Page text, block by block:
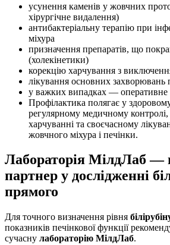
усунення каменів у жовчних
хірургічне видалення)
антибактеріальну терапію при
міхура
призначення препаратів, що
(холекінетики)
корекцію харчування з
лікування основних захворювань
у важких випадках — оперативне
Профілактика полягає у
регулярному медичному
харчуванні та своєчасному
жовчного міхура і печінки.
Лабораторія МілдЛаб —
партнер у дослідженні
прямого
Для точного визначення рівня
показників печінкової функції
сучасну лабораторію МілдЛаб.